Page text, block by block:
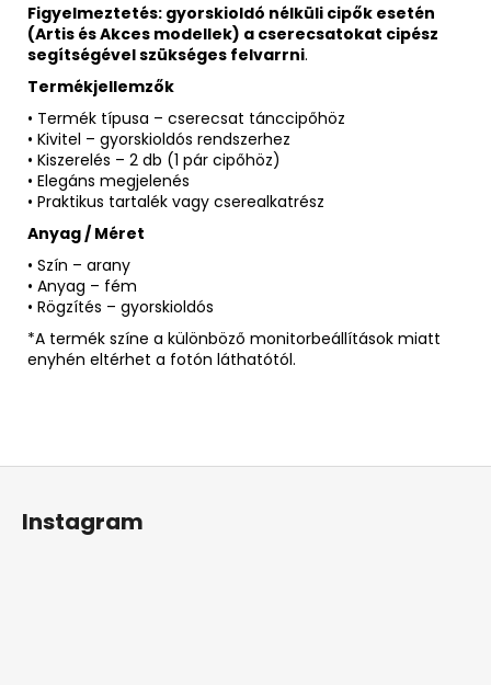
Figyelmeztetés: gyorskioldó nélküli cipők esetén
(Artis és Akces modellek) a cserecsatokat cipész
segítségével szükséges felvarrni.
Termékjellemzők
• Termék típusa – cserecsat tánccipőhöz
• Kivitel – gyorskioldós rendszerhez
• Kiszerelés – 2 db (1 pár cipőhöz)
• Elegáns megjelenés
• Praktikus tartalék vagy cserealkatrész
Anyag / Méret
• Szín – arany
• Anyag – fém
• Rögzítés – gyorskioldós
*A termék színe a különböző monitorbeállítások miatt
enyhén eltérhet a fotón láthatótól.
L
Instagram